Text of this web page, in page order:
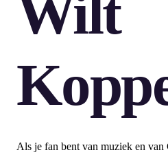
Wilt
Als je fan bent van muziek en van